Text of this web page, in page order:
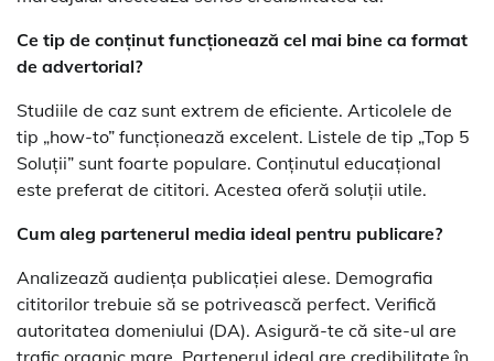
Ce tip de conținut funcționează cel mai bine ca format
de advertorial?
Studiile de caz sunt extrem de eficiente. Articolele de
tip „how-to” funcționează excelent. Listele de tip „Top 5
Soluții” sunt foarte populare. Conținutul educațional
este preferat de cititori. Acestea oferă soluții utile.
Cum aleg partenerul media ideal pentru publicare?
Analizează audiența publicației alese. Demografia
cititorilor trebuie să se potrivească perfect. Verifică
autoritatea domeniului (DA). Asigură-te că site-ul are
trafic organic mare. Partenerul ideal are credibilitate în